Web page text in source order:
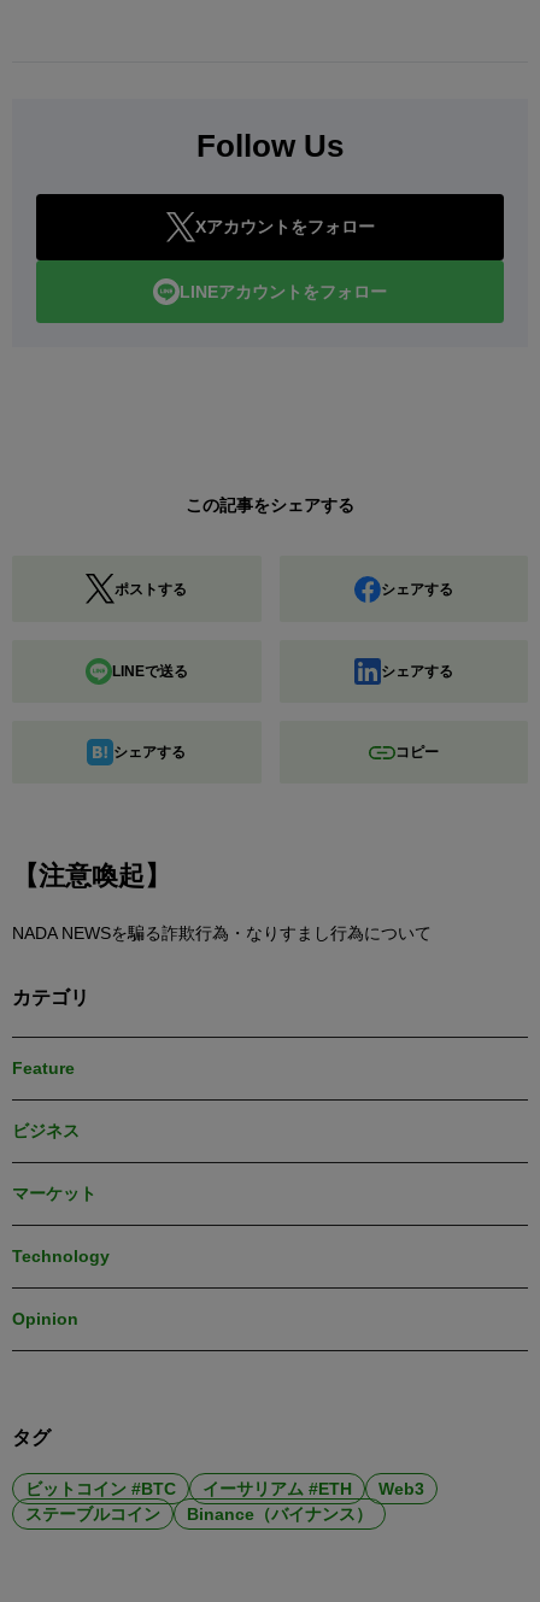
Follow Us
Xアカウントをフォロー
LINEアカウントをフォロー
この記事をシェアする
ポストする シェアする
LINEで送る シェアする
シェアする コピー
【注意喚起】
NADA NEWSを騙る詐欺行為・なりすまし行為について
カテゴリ
Feature
ビジネス
マーケット
Technology
Opinion
タグ
ビットコイン #BTC イーサリアム #ETH
Web3
ステーブルコイン
Binance（バイナンス）